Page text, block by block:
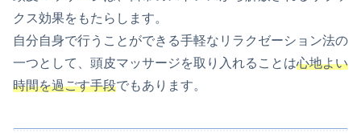
クス効果をもたらします。
自分自身で行うことができる手軽なリラクゼーション法の
一つとして、頭皮マッサージを取り入れることは心地よい
時間を過ごす手段でもあります。